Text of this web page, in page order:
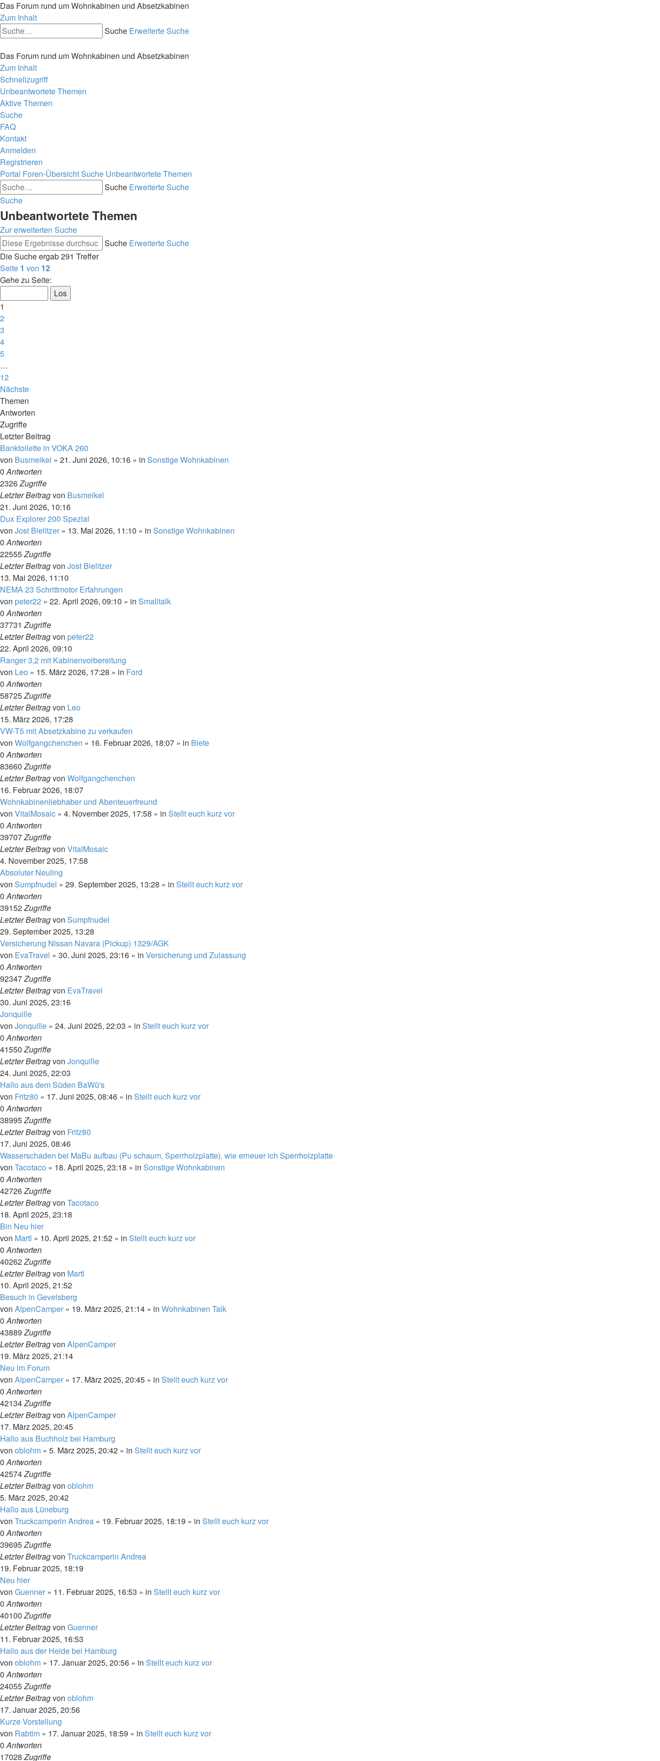
Das Forum rund um Wohnkabinen und Absetzkabinen
Zum Inhalt
Suche Erweiterte Suche
Das Forum rund um Wohnkabinen und Absetzkabinen
Zum Inhalt
Schnellzugriff
Unbeantwortete Themen
Aktive Themen
Suche
FAQ
Kontakt
Anmelden
Registrieren
Portal Foren-ÜbersichtSuche Unbeantwortete Themen
Suche Erweiterte Suche
Suche
Unbeantwortete Themen
Zur erweiterten Suche
Suche Erweiterte Suche
Die Suche ergab 291 Treffer
Seite 1 von 12
Gehe zu Seite:
1
2
3
4
5
…
12
Nächste
Themen
Antworten
Zugriffe
Letzter Beitrag
Banktoilette in VOKA 260
von Busmeikel » 21. Juni 2026, 10:16 » in Sonstige Wohnkabinen
0Antworten
2326Zugriffe
Letzter Beitragvon Busmeikel
21. Juni 2026, 10:16
Dux Explorer 200 Spezial
von Jost Bielitzer » 13. Mai 2026, 11:10 » in Sonstige Wohnkabinen
0Antworten
22555Zugriffe
Letzter Beitragvon Jost Bielitzer
13. Mai 2026, 11:10
NEMA 23 Schrittmotor Erfahrungen
von peter22 » 22. April 2026, 09:10 » in Smalltalk
0Antworten
37731Zugriffe
Letzter Beitragvon peter22
22. April 2026, 09:10
Ranger 3,2 mit Kabinenvorbereitung
von Leo » 15. März 2026, 17:28 » in Ford
0Antworten
58725Zugriffe
Letzter Beitragvon Leo
15. März 2026, 17:28
VW-T5 mit Absetzkabine zu verkaufen
von Wolfgangchenchen » 16. Februar 2026, 18:07 » in Biete
0Antworten
83660Zugriffe
Letzter Beitragvon Wolfgangchenchen
16. Februar 2026, 18:07
Wohnkabinenliebhaber und Abenteuerfreund
von VitalMosaic » 4. November 2025, 17:58 » in Stellt euch kurz vor
0Antworten
39707Zugriffe
Letzter Beitragvon VitalMosaic
4. November 2025, 17:58
Absoluter Neuling
von Sumpfnudel » 29. September 2025, 13:28 » in Stellt euch kurz vor
0Antworten
39152Zugriffe
Letzter Beitragvon Sumpfnudel
29. September 2025, 13:28
Versicherung Nissan Navara (Pickup) 1329/AGK
von EvaTravel » 30. Juni 2025, 23:16 » in Versicherung und Zulassung
0Antworten
92347Zugriffe
Letzter Beitragvon EvaTravel
30. Juni 2025, 23:16
Jonquille
von Jonquille » 24. Juni 2025, 22:03 » in Stellt euch kurz vor
0Antworten
41550Zugriffe
Letzter Beitragvon Jonquille
24. Juni 2025, 22:03
Hallo aus dem Süden BaWü's
von Fritz80 » 17. Juni 2025, 08:46 » in Stellt euch kurz vor
0Antworten
38995Zugriffe
Letzter Beitragvon Fritz80
17. Juni 2025, 08:46
Wasserschaden bei MaBu aufbau (Pu schaum, Sperrholzplatte), wie erneuer ich Sperrholzplatte
von Tacotaco » 18. April 2025, 23:18 » in Sonstige Wohnkabinen
0Antworten
42726Zugriffe
Letzter Beitragvon Tacotaco
18. April 2025, 23:18
Bin Neu hier
von Martl » 10. April 2025, 21:52 » in Stellt euch kurz vor
0Antworten
40262Zugriffe
Letzter Beitragvon Martl
10. April 2025, 21:52
Besuch in Gevelsberg
von AlpenCamper » 19. März 2025, 21:14 » in Wohnkabinen Talk
0Antworten
43889Zugriffe
Letzter Beitragvon AlpenCamper
19. März 2025, 21:14
Neu im Forum
von AlpenCamper » 17. März 2025, 20:45 » in Stellt euch kurz vor
0Antworten
42134Zugriffe
Letzter Beitragvon AlpenCamper
17. März 2025, 20:45
Hallo aus Buchholz bei Hamburg
von oblohm » 5. März 2025, 20:42 » in Stellt euch kurz vor
0Antworten
42574Zugriffe
Letzter Beitragvon oblohm
5. März 2025, 20:42
Hallo aus Lüneburg
von Truckcamperin Andrea » 19. Februar 2025, 18:19 » in Stellt euch kurz vor
0Antworten
39695Zugriffe
Letzter Beitragvon Truckcamperin Andrea
19. Februar 2025, 18:19
Neu hier
von Guenner » 11. Februar 2025, 16:53 » in Stellt euch kurz vor
0Antworten
40100Zugriffe
Letzter Beitragvon Guenner
11. Februar 2025, 16:53
Hallo aus der Heide bei Hamburg
von oblohm » 17. Januar 2025, 20:56 » in Stellt euch kurz vor
0Antworten
24055Zugriffe
Letzter Beitragvon oblohm
17. Januar 2025, 20:56
Kurze Vorstellung
von Rabtim » 17. Januar 2025, 18:59 » in Stellt euch kurz vor
0Antworten
17028Zugriffe